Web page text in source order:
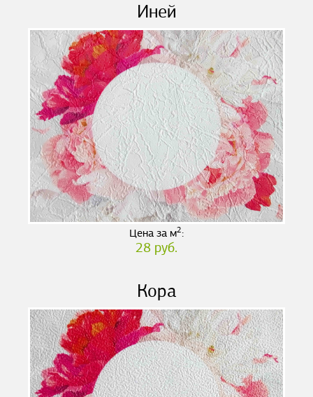
Иней
Цена за м2:
28 руб.
Кора